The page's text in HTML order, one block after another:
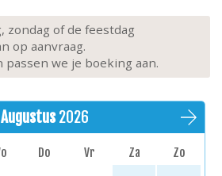
zondag of de feestdag
op aanvraag.
passen we je boeking aan.
Augustus 2026
Do Vr Za Zo